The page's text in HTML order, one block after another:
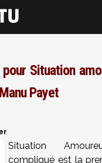
Situation
Payet
Situation
compliqué est la